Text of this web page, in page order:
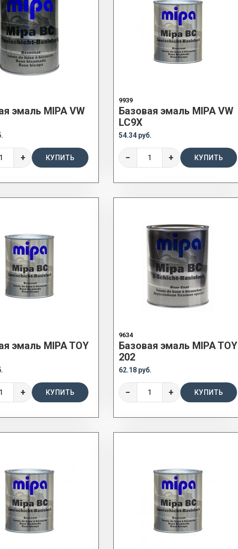
эмаль MIPA VW
+ КУПИТЬ
9939
Базовая эмаль MIPA VW
LC9X
54.34 руб.
− + КУПИТЬ
эмаль MIPA TOY
+ КУПИТЬ
9634
Базовая эмаль MIPA TOY
202
62.18 руб.
− + КУПИТЬ